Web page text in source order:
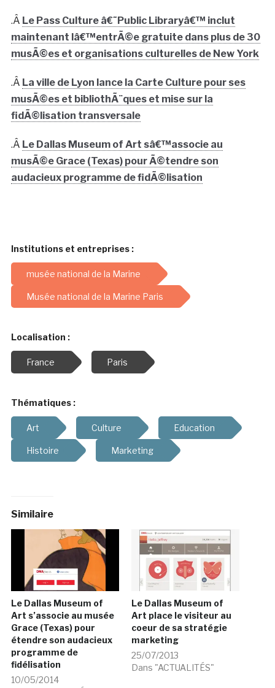
.Â Le Pass Culture â€˜Public Libraryâ€™ inclut
maintenant lâ€™entrÃ©e gratuite dans plus de 30
musÃ©es et organisations culturelles de New York
.Â La ville de Lyon lance la Carte Culture pour ses
musÃ©es et bibliothÃ¨ques et mise sur la
fidÃ©lisation transversale
.Â Le Dallas Museum of Art sâ€™associe au
musÃ©e Grace (Texas) pour Ã©tendre son
audacieux programme de fidÃ©lisation
Institutions et entreprises :
musée national de la Marine
Musée national de la Marine Paris
Localisation :
France Paris
Thématiques :
Art Culture Education
Histoire Marketing
Similaire
Le Dallas Museum of
Art s’associe au musée
Grace (Texas) pour
étendre son audacieux
programme de
fidélisation
10/05/2014
Le Dallas Museum of
Art place le visiteur au
coeur de sa stratégie
marketing
25/07/2013
Dans "ACTUALITÉS"